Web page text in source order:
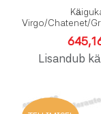
Virgo/Chatenet/
Lisandub
Lisa soovinimekirja